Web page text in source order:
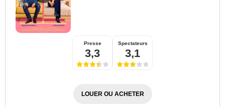
Presse
3,3
Spectateurs
3,1
LOUER OU ACHETER